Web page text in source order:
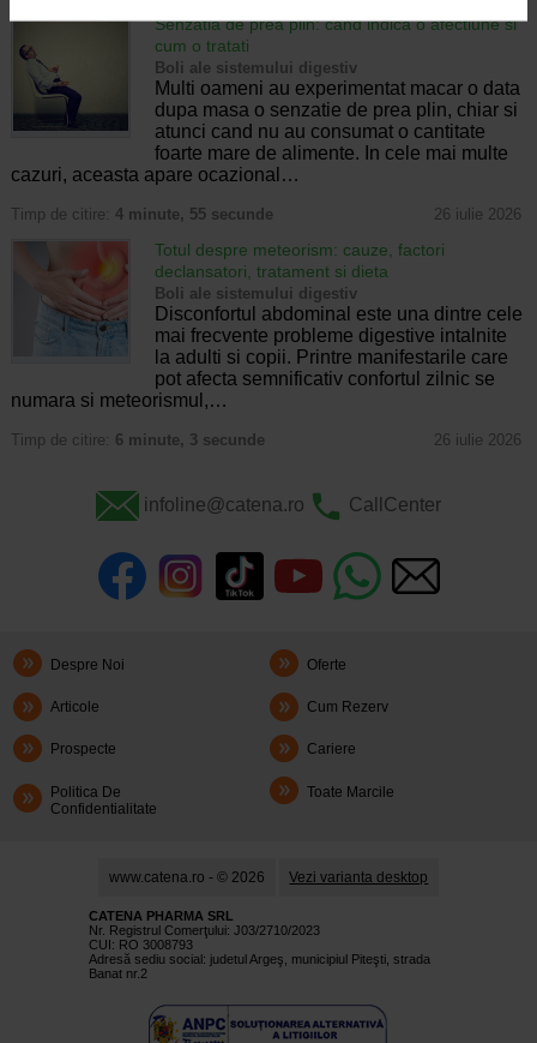
Senzatia de prea plin: cand indica o afectiune si
cum o tratati
Boli ale sistemului digestiv
Multi oameni au experimentat macar o data
dupa masa o senzatie de prea plin, chiar si
atunci cand nu au consumat o cantitate
foarte mare de alimente. In cele mai multe
cazuri, aceasta apare ocazional…
Timp de citire: 4 minute, 55 secunde 26 iulie 2026
Totul despre meteorism: cauze, factori
declansatori, tratament si dieta
Boli ale sistemului digestiv
Disconfortul abdominal este una dintre cele
mai frecvente probleme digestive intalnite
la adulti si copii. Printre manifestarile care
pot afecta semnificativ confortul zilnic se
numara si meteorismul,…
Timp de citire: 6 minute, 3 secunde 26 iulie 2026
infoline@catena.ro CallCenter
Despre Noi Oferte
Articole Cum Rezerv
Prospecte Cariere
Politica De
Confidentialitate
Toate Marcile
www.catena.ro - © 2026 Vezi varianta desktop
CATENA PHARMA SRL
Nr. Registrul Comerţului: J03/2710/2023
CUI: RO 3008793
Adresă sediu social: judetul Argeş, municipiul Piteşti, strada
Banat nr.2